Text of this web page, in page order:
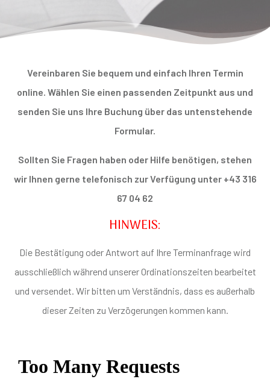
Vereinbaren Sie bequem und einfach Ihren Termin
online. Wählen Sie einen passenden Zeitpunkt aus und
senden Sie uns Ihre Buchung über das untenstehende
Formular.
Sollten Sie Fragen haben oder Hilfe benötigen, stehen
wir Ihnen gerne telefonisch zur Verfügung unter +43 316
67 04 62
HINWEIS:
Die Bestätigung oder Antwort auf Ihre Terminanfrage wird
ausschließlich während unserer Ordinationszeiten bearbeitet
und versendet. Wir bitten um Verständnis, dass es außerhalb
dieser Zeiten zu Verzögerungen kommen kann.